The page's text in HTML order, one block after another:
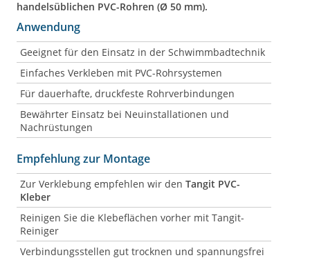
handelsüblichen PVC-Rohren (Ø 50 mm).
Anwendung
Geeignet für den Einsatz in der Schwimmbadtechnik
Einfaches Verkleben mit PVC-Rohrsystemen
Für dauerhafte, druckfeste Rohrverbindungen
Bewährter Einsatz bei Neuinstallationen und
Nachrüstungen
Empfehlung zur Montage
Zur Verklebung empfehlen wir den Tangit PVC-
Kleber
Reinigen Sie die Klebeflächen vorher mit Tangit-
Reiniger
Verbindungsstellen gut trocknen und spannungsfrei